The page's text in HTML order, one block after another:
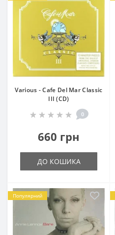
Various - Cafe Del Mar Classic
III (CD)
0
660 грн
ДО КОШИКА
Популярний